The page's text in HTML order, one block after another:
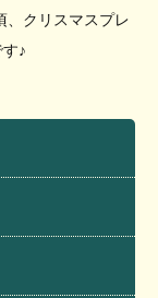
、クリスマスプレ
♪